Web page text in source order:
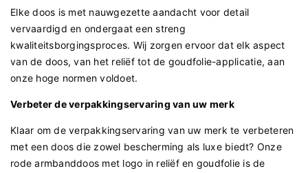
Elke doos is met nauwgezette aandacht voor detail
vervaardigd en ondergaat een streng
kwaliteitsborgingsproces. Wij zorgen ervoor dat elk aspect
van de doos, van het reliëf tot de goudfolie-applicatie, aan
onze hoge normen voldoet.
Verbeter de verpakkingservaring van uw merk
Klaar om de verpakkingservaring van uw merk te verbeteren
met een doos die zowel bescherming als luxe biedt? Onze
rode armbanddoos met logo in reliëf en goudfolie is de